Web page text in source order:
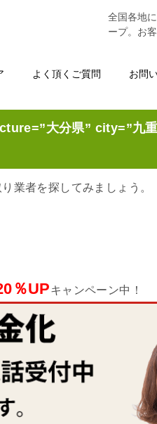
全国各地
ープ。お
よく頂くご質問 お問
大分県” city=”九
業者を探してみましょう。
％UPキャンペーン中！